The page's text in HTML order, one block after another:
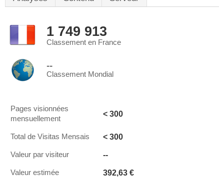
1 749 913
Classement en France
--
Classement Mondial
Pages visionnées
mensuellement
< 300
Total de Visitas Mensais < 300
Valeur par visiteur --
Valeur estimée 392,63 €